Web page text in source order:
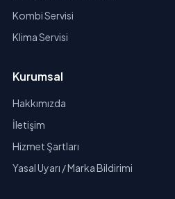
Kombi Servisi
Klima Servisi
Kurumsal
Hakkımızda
İletişim
Hizmet Şartları
Yasal Uyarı / Marka Bildirimi